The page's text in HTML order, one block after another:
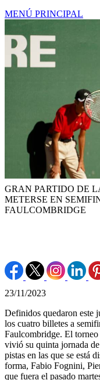
MENÚ PRINCIPAL
GRAN PARTIDO DE
METERSE EN
FAULCOMBRIDGE
23/11/2023
Definidos quedaron este
los cuatro billetes a
Faulcombridge. El
vivió su quinta jornada
pistas en las que se está
forma, Fabio Fognini,
que fuera el pasado